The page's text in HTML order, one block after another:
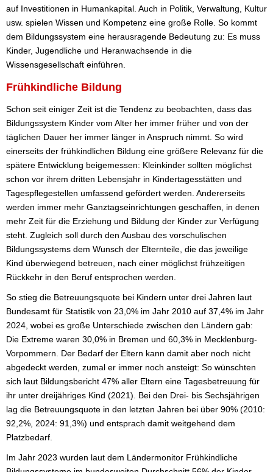
auf Investitionen in Humankapital. Auch in Politik, Verwaltung, Kultur
usw. spielen Wissen und Kompetenz eine große Rolle. So kommt
dem Bildungssystem eine herausragende Bedeutung zu: Es muss
Kinder, Jugendliche und Heranwachsende in die
Wissensgesellschaft einführen.
Frühkindliche Bildung
Schon seit einiger Zeit ist die Tendenz zu beobachten, dass das
Bildungssystem Kinder vom Alter her immer früher und von der
täglichen Dauer her immer länger in Anspruch nimmt. So wird
einerseits der frühkindlichen Bildung eine größere Relevanz für die
spätere Entwicklung beigemessen: Kleinkinder sollten möglichst
schon vor ihrem dritten Lebensjahr in Kindertagesstätten und
Tagespflegestellen umfassend gefördert werden. Andererseits
werden immer mehr Ganztagseinrichtungen geschaffen, in denen
mehr Zeit für die Erziehung und Bildung der Kinder zur Verfügung
steht. Zugleich soll durch den Ausbau des vorschulischen
Bildungssystems dem Wunsch der Elternteile, die das jeweilige
Kind überwiegend betreuen, nach einer möglichst frühzeitigen
Rückkehr in den Beruf entsprochen werden.
So stieg die Betreuungsquote bei Kindern unter drei Jahren laut
Bundesamt für Statistik von 23,0% im Jahr 2010 auf 37,4% im Jahr
2024, wobei es große Unterschiede zwischen den Ländern gab:
Die Extreme waren 30,0% in Bremen und 60,3% in Mecklenburg-
Vorpommern. Der Bedarf der Eltern kann damit aber noch nicht
abgedeckt werden, zumal er immer noch ansteigt: So wünschten
sich laut Bildungsbericht 47% aller Eltern eine Tagesbetreuung für
ihr unter dreijähriges Kind (2021). Bei den Drei- bis Sechsjährigen
lag die Betreuungsquote in den letzten Jahren bei über 90% (2010:
92,2%, 2024: 91,3%) und entsprach damit weitgehend dem
Platzbedarf.
Im Jahr 2023 wurden laut dem Ländermonitor Frühkindliche